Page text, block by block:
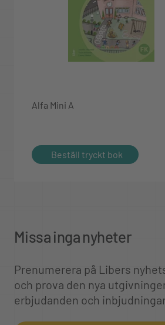
Alfa Mini A
Beställ tryckt bok
Missa inga nyheter
Prenumerera på Libers
och prova den nya
erbjudanden och